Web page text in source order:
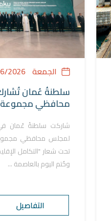
الجمعة 2026
سلطنةُ عُمان
محافظي مجموعة
لمجلس محافظي مجموعة
تحت شعار "التكامل
وخُتم اليوم بالعاصمة ...
التفاصيل